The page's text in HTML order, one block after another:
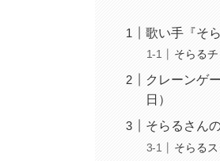
歌い手『そ
そらる
クレーンゲ
日）
そらるさん
そらる